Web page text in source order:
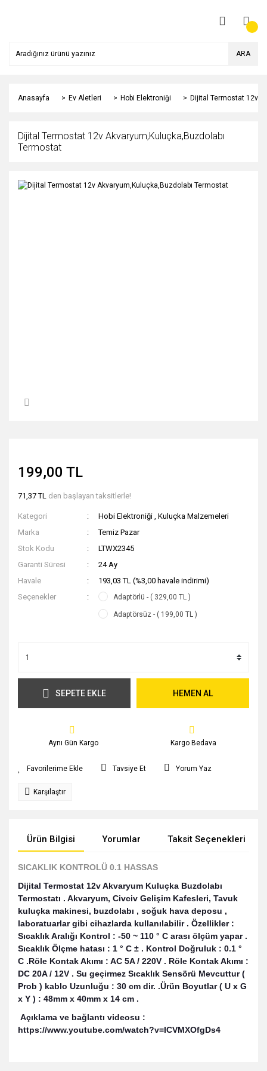
ARA
Anasayfa Ev Aletleri Hobi Elektroniği Dijital Termostat 12v
Dijital Termostat 12v Akvaryum,Kuluçka,Buzdolabı
Termostat
199,00 TL
71,37 TL den başlayan taksitlerle!
Kategori Hobi Elektroniği ,Kuluçka Malzemeleri
Marka
Temiz Pazar
Stok Kodu
LTWX2345
Garanti Süresi
24 Ay
Havale
193,03 TL (%3,00 havale indirimi)
Seçenekler
Adaptörlü - ( 329,00 TL )
Adaptörsüz - ( 199,00 TL )
SEPETE EKLE HEMEN AL
Aynı Gün Kargo Kargo Bedava
Tavsiye Et Yorum Yaz
Karşılaştır
Ürün Bilgisi Yorumlar Taksit Seçenekleri
SICAKLIK KONTROLÜ 0.1 HASSAS
Dijital Termostat 12v Akvaryum Kuluçka Buzdolabı
Termostatı . Akvaryum, Civciv Gelişim Kafesleri, Tavuk
kuluçka makinesi, buzdolabı , soğuk hava deposu ,
laboratuarlar gibi cihazlarda kullanılabilir . Özellikler :
Sıcaklık Aralığı Kontrol : -50 ~ 110 ° C arası ölçüm yapar .
Sıcaklık Ölçme hatası : 1 ° C ± . Kontrol Doğruluk : 0.1 °
C .Röle Kontak Akımı : AC 5A / 220V . Röle Kontak Akımı :
DC 20A / 12V . Su geçirmez Sıcaklık Sensörü Mevcuttur (
Prob ) kablo Uzunluğu : 30 cm dir. .Ürün Boyutlar ( U x G
x Y ) : 48mm x 40mm x 14 cm .
Açıklama ve bağlantı videosu :
https://www.youtube.com/watch?v=ICVMXOfgDs4